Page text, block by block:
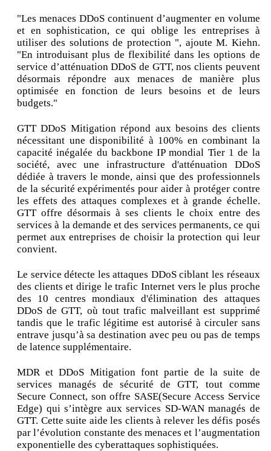
"Les menaces DDoS continuent d’augmenter en volume
et en sophistication, ce qui oblige les entreprises à
utiliser des solutions de protection ", ajoute M. Kiehn.
"En introduisant plus de flexibilité dans les options de
service d’atténuation DDoS de GTT, nos clients peuvent
désormais répondre aux menaces de manière plus
optimisée en fonction de leurs besoins et de leurs
budgets."
GTT DDoS Mitigation répond aux besoins des clients
nécessitant une disponibilité à 100% en combinant la
capacité inégalée du backbone IP mondial Tier 1 de la
société, avec une infrastructure d'atténuation DDoS
dédiée à travers le monde, ainsi que des professionnels
de la sécurité expérimentés pour aider à protéger contre
les effets des attaques complexes et à grande échelle.
GTT offre désormais à ses clients le choix entre des
services à la demande et des services permanents, ce qui
permet aux entreprises de choisir la protection qui leur
convient.
Le service détecte les attaques DDoS ciblant les réseaux
des clients et dirige le trafic Internet vers le plus proche
des 10 centres mondiaux d'élimination des attaques
DDoS de GTT, où tout trafic malveillant est supprimé
tandis que le trafic légitime est autorisé à circuler sans
entrave jusqu’à sa destination avec peu ou pas de temps
de latence supplémentaire.
MDR et DDoS Mitigation font partie de la suite de
services managés de sécurité de GTT, tout comme
Secure Connect, son offre SASE(Secure Access Service
Edge) qui s’intègre aux services SD-WAN managés de
GTT. Cette suite aide les clients à relever les défis posés
par l’évolution constante des menaces et l’augmentation
exponentielle des cyberattaques sophistiquées.